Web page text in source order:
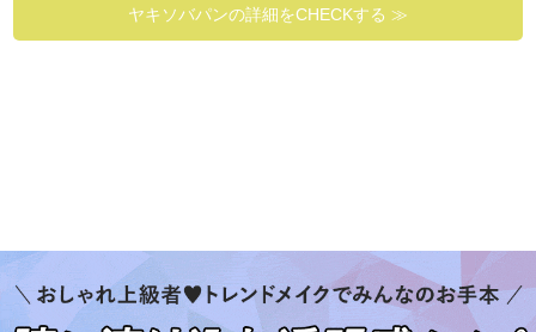
ヤキソバパンの詳細をCHECKする ≫